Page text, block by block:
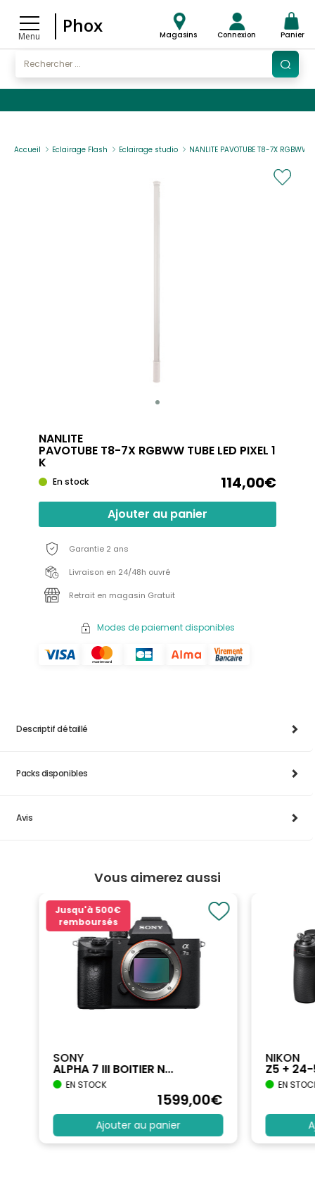
Menu
Phox Magasins Connexion Panier
Accueil Eclairage Flash Eclairage studio NANLITE PAVOTUBE T8-7X RGBWW
NANLITE
PAVOTUBE T8-7X RGBWW TUBE LED PIXEL 1
K
En stock 114,00€
Ajouter au panier
Garantie 2 ans
Livraison en 24/48h ouvré
Retrait en magasin Gratuit
Modes de paiement disponibles
Descriptif détaillé
Packs disponibles
Avis
Vous aimerez aussi
Jusqu'à 500€
remboursés
SONY
ALPHA 7 III BOITIER N...
EN STOCK
1599,00€
Ajouter au panier
NIKON
Z5 +
EN